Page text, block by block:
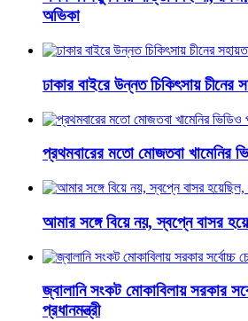
অভিকা
ঢাকার বাইরে উন্নত চিকিৎসায় চীনের
প্রথমবারের মতো মোজতবা খামেনির
আমার সঙ্গে বিয়ে নয়, স্বপ্নে বাসর
জ্বালানি সংকট মোকাবিলায় সরকার
প্রধানমন্ত্রী